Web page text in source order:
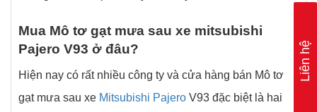
Mua Mô tơ gạt mưa sau xe mitsubishi
Pajero V93 ở đâu?
Hiện nay có rất nhiều công ty và cửa hàng bán Mô tơ
gạt mưa sau xe Mitsubishi Pajero V93 đặc biệt là hai
Liên hệ